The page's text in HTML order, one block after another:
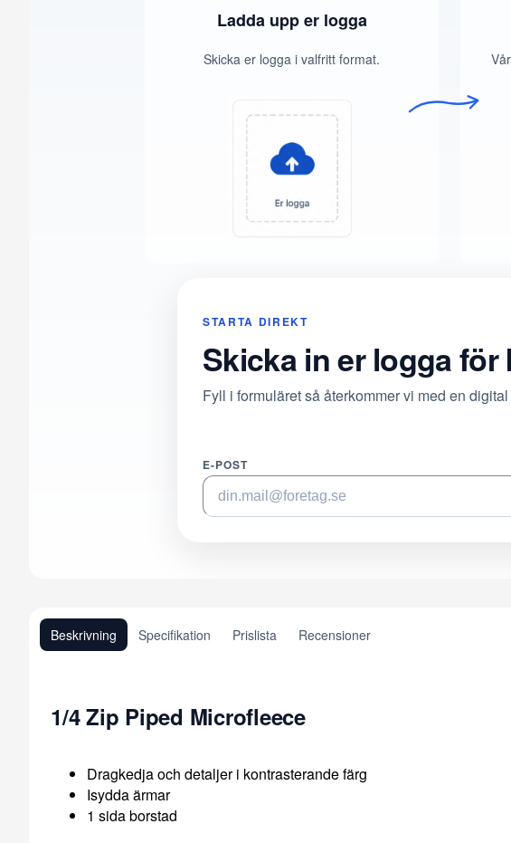
Ladda upp er logga
Skicka er logga i valfritt format.
STARTA DIREKT
Skicka in er logga
Fyll i formuläret så återkommer vi med en
E-POST
Beskrivning Specifikation Prislista Recensioner
1/4 Zip Piped Microfleece
Dragkedja och detaljer i kontrasterande färg
Isydda ärmar
1 sida borstad